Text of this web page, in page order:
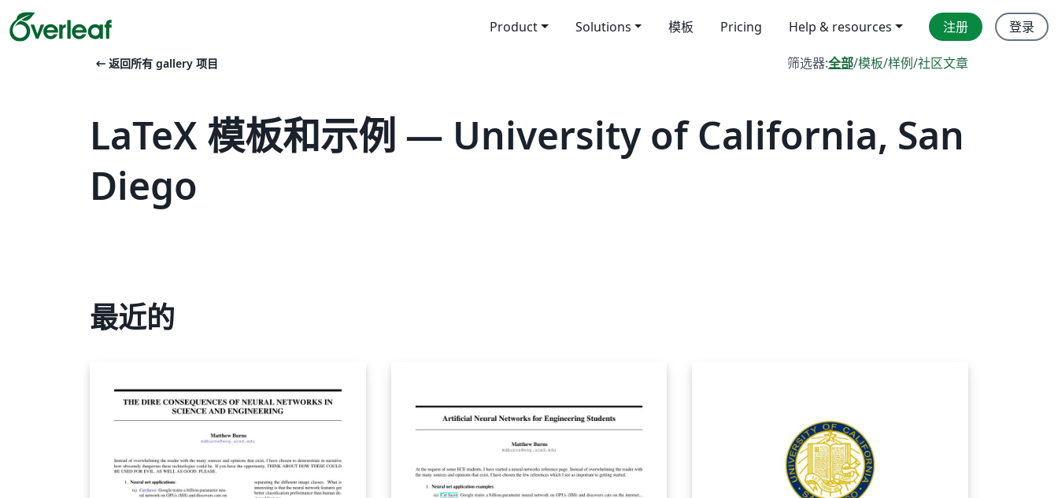
Product Solutions 模板 Pricing Help & resources 注册 登录
arrow_left_alt 返回所有 gallery 项目 筛选器:全部/模板/样例/社区文章
LaTeX 模板和示例 — University of California, San
Diego
最近的